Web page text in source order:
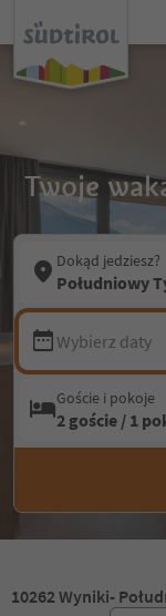
Twoje
Dokąd jedziesz?
Południowy
Wybierz daty
Goście i pokoje
2 goście / 1
10262Wyniki-